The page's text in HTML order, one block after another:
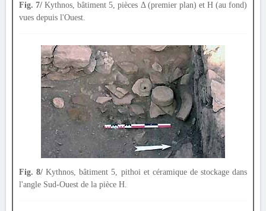
Fig. 7/ Kythnos, bâtiment 5, pièces Δ (premier plan) et Η (au fond)
vues depuis l'Ouest.
Fig. 8/ Kythnos, bâtiment 5, pithoi et céramique de stockage dans
l'angle Sud-Ouest de la pièce Η.